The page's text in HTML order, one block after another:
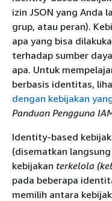
izin JSON yang Anda
grup, atau peran).
apa yang bisa
terhadap sumber
apa. Untuk
berbasis identitas,
dengan kebijakan
Panduan Pengguna
Identity-based
(disematkan
kebijakan terkelola
pada beberapa
memilih antara